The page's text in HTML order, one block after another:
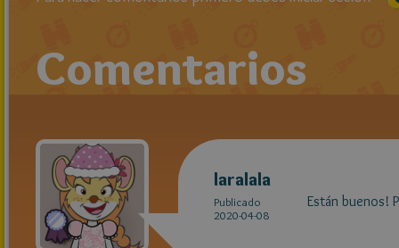
Comentarios
laralala
Publicado
2020-04-08
Están buenos!